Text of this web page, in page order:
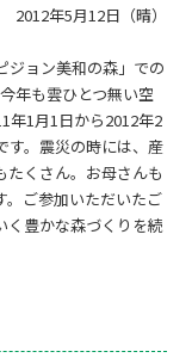
2012年5月12日（晴）
ジョン美和の森」での
年も雲ひとつ無い空
年1月1日から2012年2
す。震災の時には、産
たくさん。お母さんも
。ご参加いただいたご
く豊かな森づくりを続